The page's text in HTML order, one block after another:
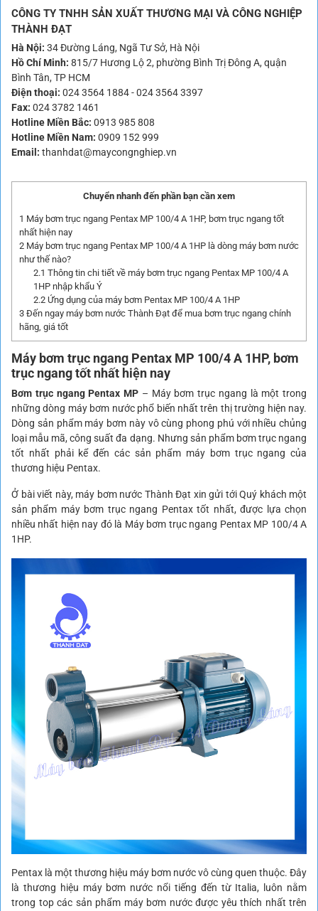
CÔNG TY TNHH SẢN XUẤT THƯƠNG MẠI VÀ CÔNG NGHIỆP
THÀNH ĐẠT
Hà Nội: 34 Đường Láng, Ngã Tư Sở, Hà Nội
Hồ Chí Minh: 815/7 Hương Lộ 2, phường Bình Trị Đông A, quận
Bình Tân, TP HCM
Điện thoại: 024 3564 1884-024 3564 3397
Fax: 024 3782 1461
Hotline Miền Bắc: 0913 985 808
Hotline Miền Nam: 0909 152 999
Email: thanhdat@maycongnghiep.vn
Chuyển nhanh đến phần bạn cần xem
1 Máy bơm trục ngang Pentax MP 100/4 A 1HP, bơm trục ngang tốt
nhất hiện nay
2 Máy bơm trục ngang Pentax MP 100/4 A 1HP là dòng máy bơm nước
như thế nào?
2.1 Thông tin chi tiết về máy bơm trục ngang Pentax MP 100/4 A
1HP nhập khẩu Ý
2.2Ứng dụng của máy bơm Pentax MP 100/4 A 1HP
3 Đến ngay máy bơm nước Thành Đạt để mua bơm trục ngang chính
hãng, giá tốt
Máy bơm trục ngang Pentax MP 100/4 A 1HP, bơm
trục ngang tốt nhất hiện nay
Bơm trục ngang Pentax MP – Máy bơm trục ngang là một trong
những dòng máy bơm nước phổ biến nhất trên thị trường hiện nay.
Dòng sản phẩm máy bơm này vô cùng phong phú với nhiều chủng
loại mẫu mã, công suất đa dạng. Nhưng sản phẩm bơm trục ngang
tốt nhất phải kể đến các sản phẩm máy bơm trục ngang của
thương hiệu Pentax.
Ở bài viết này, máy bơm nước Thành Đạt xin gửi tới Quý khách một
sản phẩm máy bơm trục ngang Pentax tốt nhất, được lựa chọn
nhiều nhất hiện nay đó là Máy bơm trục ngang Pentax MP 100/4 A
1HP.
Pentax là một thương hiệu máy bơm nước vô cùng quen thuộc. Đây
là thương hiệu máy bơm nước nổi tiếng đến từ Italia, luôn nằm
trong top các sản phẩm máy bơm nước được yêu thích nhất trên